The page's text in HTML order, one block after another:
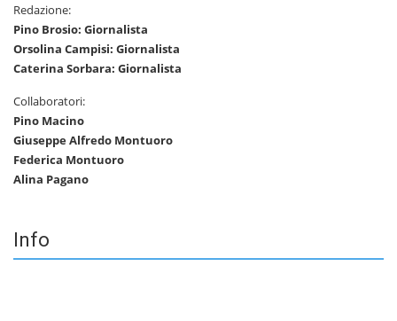
Redazione:
Pino Brosio: Giornalista
Orsolina Campisi: Giornalista
Caterina Sorbara: Giornalista
Collaboratori:
Pino Macino
Giuseppe Alfredo Montuoro
Federica Montuoro
Alina Pagano
Info